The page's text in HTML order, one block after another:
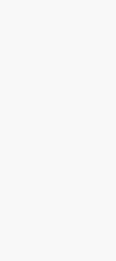
na Slovensko,
rozvoj největší sítě
společnosti…